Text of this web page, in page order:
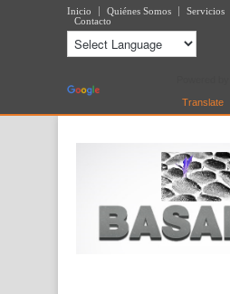
Inicio Quiénes Somos Servicios
Contacto
Translate